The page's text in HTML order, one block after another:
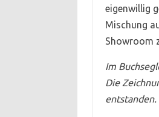
eigenwillig
Mischung
Showroom
Im
Die
entstanden.